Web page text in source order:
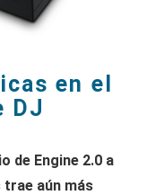
en el
DJ
de Engine 2.0 a
trae aún más